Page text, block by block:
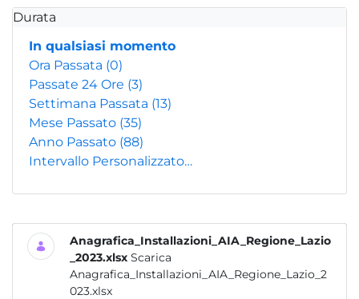
Durata
In qualsiasi momento
Ora Passata (0)
Passate 24 Ore (3)
Settimana Passata (13)
Mese Passato (35)
Anno Passato (88)
Intervallo Personalizzato…
Anagrafica_Installazioni_AIA_Regione_Lazio
_2023.xlsx Scarica
Anagrafica_Installazioni_AIA_Regione_Lazio_2
023.xlsx